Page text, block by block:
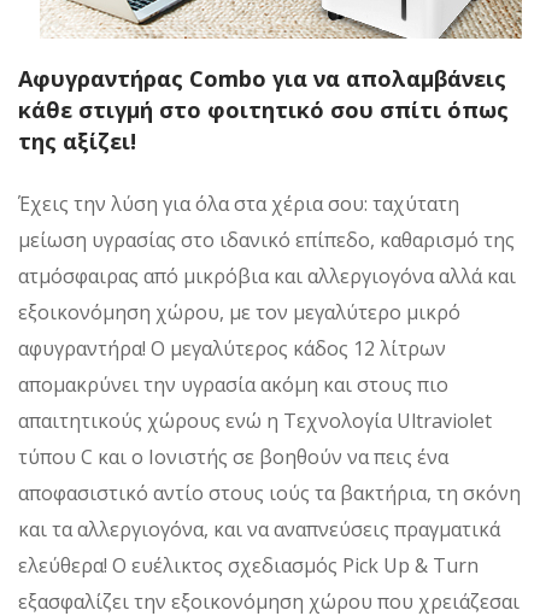
Αφυγραντήρας Combo για να απολαμβάνεις
κάθε στιγμή στο φοιτητικό σου σπίτι όπως
της αξίζει!
Έχεις την λύση για όλα στα χέρια σου: ταχύτατη
μείωση υγρασίας στο ιδανικό επίπεδο, καθαρισμό της
ατμόσφαιρας από μικρόβια και αλλεργιογόνα αλλά και
εξοικονόμηση χώρου, με τον μεγαλύτερο μικρό
αφυγραντήρα! Ο μεγαλύτερος κάδος 12 λίτρων
απομακρύνει την υγρασία ακόμη και στους πιο
απαιτητικούς χώρους ενώ η Τεχνολογία Ultraviolet
τύπου C και ο Ιονιστής σε βοηθούν να πεις ένα
αποφασιστικό αντίο στους ιούς τα βακτήρια, τη σκόνη
και τα αλλεργιογόνα, και να αναπνεύσεις πραγματικά
ελεύθερα! Ο ευέλικτος σχεδιασμός Pick Up & Turn
εξασφαλίζει την εξοικονόμηση χώρου που χρειάζεσαι